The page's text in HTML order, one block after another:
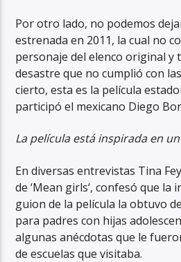
Por otro lado, no podemos
estrenada en 2011, la cual no
personaje del elenco original y
desastre que no cumplió con
cierto, esta es la película
participó el mexicano Diego
La película está inspirada en
En diversas entrevistas Tina
de ‘Mean girls‘, confesó que la
guion de la película la obtuvo
para padres con hijas
algunas anécdotas que le
de escuelas que visitaba.